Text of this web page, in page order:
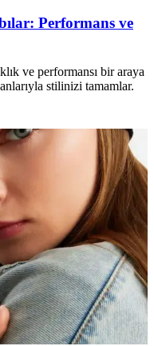
Performans ve
ve performansı bir araya
stilinizi tamamlar.